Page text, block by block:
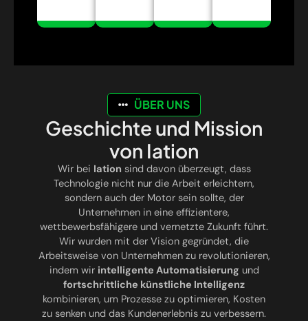
ÜBER UNS
Geschichte und Mission
von Iation
Wir bei Iation sind davon überzeugt, dass
Technologie nicht nur die Arbeit erleichtern,
sondern auch der Motor sein sollte, der
Unternehmen in eine effizientere,
wettbewerbsfähigere und vernetzte Zukunft führt.
Wir wurden mit der Vision gegründet, die
Arbeitsweise von Unternehmen zu revolutionieren,
indem wir intelligente Automatisierung und
fortschrittliche künstliche Intelligenz
kombinieren, um Prozesse zu optimieren, Kosten
zu senken und das Kundenerlebnis zu verbessern.